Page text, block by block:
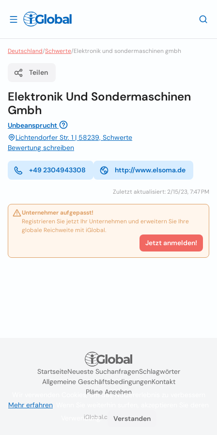
Deutschland/Schwerte/Elektronik und sondermaschinen gmbh
Teilen
Elektronik Und Sondermaschinen
Gmbh
Unbeansprucht
Lichtendorfer Str. 1 | 58239, Schwerte
Bewertung schreiben
+49 2304943308 http://www.elsoma.de
Zuletzt aktualisiert: 2/15/23, 7:47 PM
Unternehmer aufgepasst!
Registrieren Sie jetzt Ihr Unternehmen und erweitern Sie Ihre
globale Reichweite mit iGlobal.
Jetzt anmelden!
StartseiteNeueste SuchanfragenSchlagwörter
Allgemeine GeschäftsbedingungenKontakt
Pläne Ansehen
iGlobal.co @ 2024
Wir verwenden Cookies, um das Nutzererlebnis zu verbessern
Mehr erfahren
Verwendung.
Verstanden